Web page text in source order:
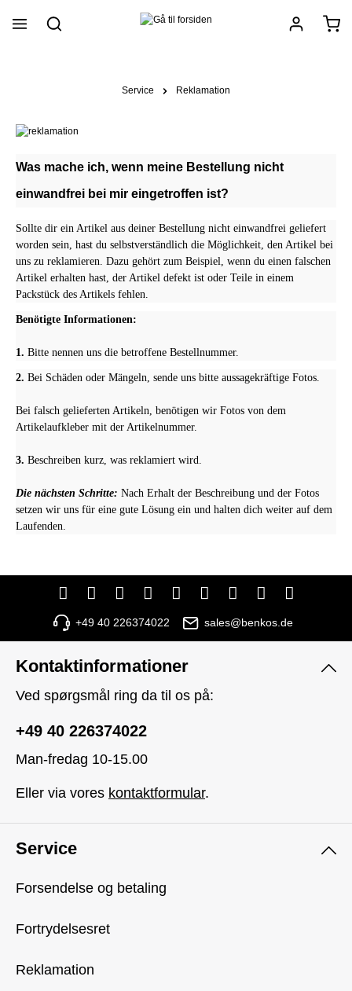
Service Reklamation
Was mache ich, wenn meine Bestellung nicht
einwandfrei bei mir eingetroffen ist?
Sollte dir ein Artikel aus deiner Bestellung nicht einwandfrei geliefert
worden sein, hast du selbstverständlich die Möglichkeit, den Artikel bei
uns zu reklamieren. Dazu gehört zum Beispiel, wenn du einen falschen
Artikel erhalten hast, der Artikel defekt ist oder Teile in einem
Packstück des Artikels fehlen.
Benötigte Informationen:
1. Bitte nennen uns die betroffene Bestellnummer.
2. Bei Schäden oder Mängeln, sende uns bitte aussagekräftige Fotos.
Bei falsch gelieferten Artikeln, benötigen wir Fotos von dem
Artikelaufkleber mit der Artikelnummer.
3. Beschreiben kurz, was reklamiert wird.
Die nächsten Schritte: Nach Erhalt der Beschreibung und der Fotos
setzen wir uns für eine gute Lösung ein und halten dich weiter auf dem
Laufenden.
+49 40 226374022 sales@benkos.de
Kontaktinformationer
Ved spørgsmål ring da til os på:
+49 40 226374022
Man-fredag 10-15.00
Eller via vores kontaktformular.
Service
Forsendelse og betaling
Fortrydelsesret
Reklamation